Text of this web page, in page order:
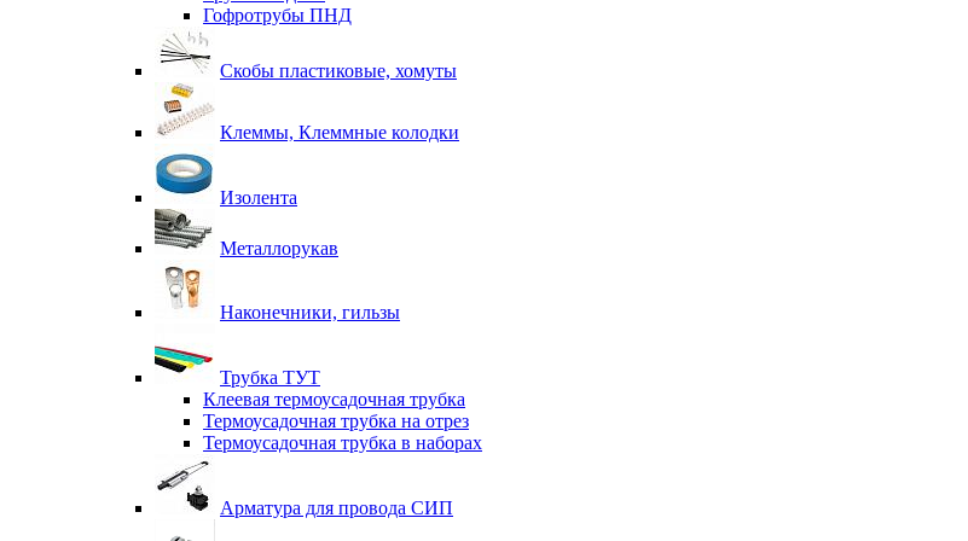
Гофротрубы ПНД
Скобы пластиковые, хомуты
Клеммы, Клеммные колодки
Изолента
Металлорукав
Наконечники, гильзы
Трубка ТУТ
Клеевая термоусадочная трубка
Термоусадочная трубка на отрез
Термоусадочная трубка в наборах
Арматура для провода СИП